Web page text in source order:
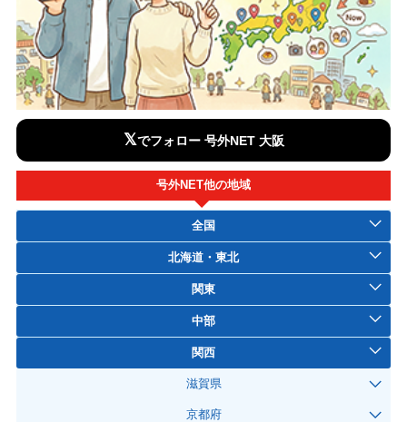
𝕏でフォロー 号外NET 大阪
号外NET他の地域
全国
北海道・東北
関東
中部
関西
滋賀県
京都府